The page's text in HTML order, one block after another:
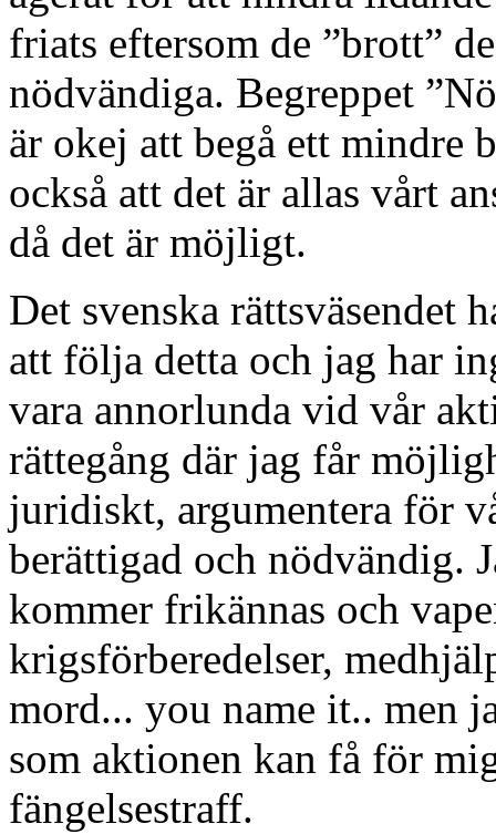
friats eftersom de ”brott”
nödvändiga. Begreppet
är okej att begå ett mindre
också att det är allas vårt
då det är möjligt.
Det svenska rättsväsendet
att följa detta och jag har
vara annorlunda vid vår
rättegång där jag får
juridiskt, argumentera för
berättigad och nödvändig.
kommer frikännas och
krigsförberedelser,
mord... you name it.. men
som aktionen kan få för
fängelsestraff.